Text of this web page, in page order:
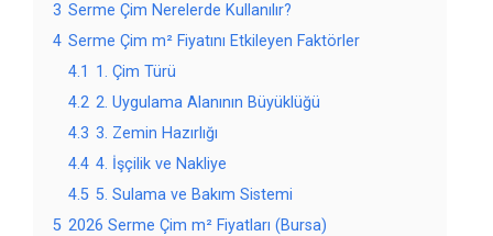
3 Serme Çim Nerelerde Kullanılır?
4 Serme Çim m² Fiyatını Etkileyen Faktörler
4.1 1. Çim Türü
4.2 2. Uygulama Alanının Büyüklüğü
4.3 3. Zemin Hazırlığı
4.4 4. İşçilik ve Nakliye
4.5 5. Sulama ve Bakım Sistemi
5 2026 Serme Çim m² Fiyatları (Bursa)